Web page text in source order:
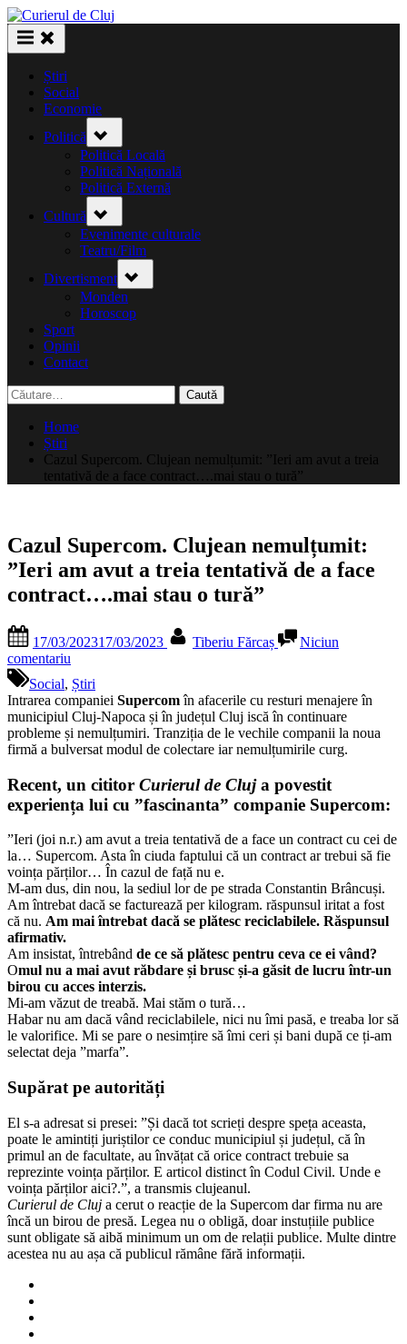
Skip
to
content
Știri
Social
Economie
Politică
sub-
menu
Politică Locală
Politică Națională
Politică Externă
Cultură
sub-
menu
Evenimente culturale
Teatru/Film
Divertisment sub-
menu
Monden
Horoscop
Sport
Opinii
Contact
Caută
după:
Home
Știri
Cazul Supercom. Clujean nemulțumit: ”Ieri am avut a treia
tentativă de a face contract….mai stau o tură”
Cazul Supercom. Clujean nemulțumit:
”Ieri am avut a treia tentativă de a face
contract….mai stau o tură”
on
17/03/202317/03/2023 Tiberiu Fărcaș
Niciun
comentariu
Supercom.
Clujean
nemulțumit:
”Ieri
am
a
treia
de
a
face
contract….mai
stau
o
Social, Știri
Intrarea companiei Supercomîn afacerile cu resturi menajere în
municipiul Cluj-Napoca și în județul Cluj iscă în continuare
probleme și nemulțumiri. Tranziția de le vechile companii la noua
firmă a bulversat modul de colectare iar nemulțumirile curg.
Recent, un cititor Curierul de Cluja povestit
experiența lui cu ”fascinanta” companie Supercom:
”Ieri (joi n.r.) am avut a treia tentativă de a face un contract cu cei de
la… Supercom. Asta în ciuda faptului că un contract ar trebui să fie
voința părților… În cazul de față nu e.
M-am dus, din nou, la sediul lor de pe strada Constantin Brâncuși.
Am întrebat dacă se facturează per kilogram. răspunsul iritat a fost
că nu. Am mai întrebat dacă se plătesc reciclabilele. Răspunsul
afirmativ.
Am insistat, întrebând de ce să plătesc pentru ceva ce ei vând?
Omul nu a mai avut răbdare și brusc și-a găsit de lucru într-un
birou cu acces interzis.
Mi-am văzut de treabă. Mai stăm o tură…
Habar nu am dacă vând reciclabilele, nici nu îmi pasă, e treaba lor să
le valorifice. Mi se pare o nesimțire să îmi ceri și bani după ce ți-am
selectat deja ”marfa”.
Supărat pe autorități
El s-a adresat si presei: ”Și dacă tot scrieți despre speța aceasta,
poate le amintiți juriștilor ce conduc municipiul și județul, că în
primul an de facultate, au învățat că orice contract trebuie sa
reprezinte voința părților. E articol distinct în Codul Civil. Unde e
voința părților aici?.”, a transmis clujeanul.
Curierul de Cluj a cerut o reacție de la Supercom dar firma nu are
încă un birou de presă. Legea nu o obligă, doar instuțiile publice
sunt obligate să aibă minimum un om de relații publice. Multe dintre
acestea nu au așa că publicul rămâne fără informații.